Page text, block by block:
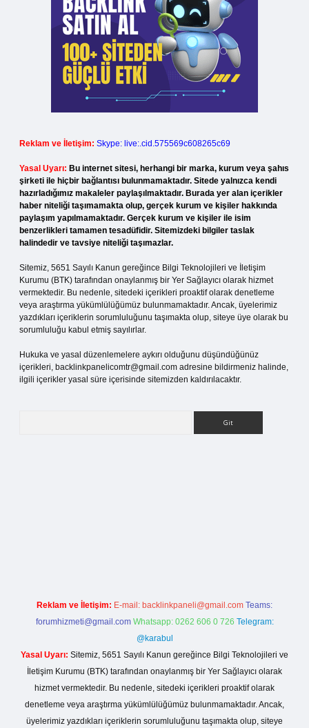
Reklam ve İletişim: Skype: live:.cid.575569c608265c69
Yasal Uyarı: Bu internet sitesi, herhangi bir marka, kurum veya şahıs
şirketi ile hiçbir bağlantısı bulunmamaktadır. Sitede yalnızca kendi
hazırladığımız makaleler paylaşılmaktadır. Burada yer alan içerikler
haber niteliği taşımamakta olup, gerçek kurum ve kişiler hakkında
paylaşım yapılmamaktadır. Gerçek kurum ve kişiler ile isim
benzerlikleri tamamen tesadüfidir. Sitemizdeki bilgiler taslak
halindedir ve tavsiye niteliği taşımazlar.
Sitemiz, 5651 Sayılı Kanun gereğince Bilgi Teknolojileri ve İletişim
Kurumu (BTK) tarafından onaylanmış bir Yer Sağlayıcı olarak hizmet
vermektedir. Bu nedenle, sitedeki içerikleri proaktif olarak denetleme
veya araştırma yükümlülüğümüz bulunmamaktadır. Ancak, üyelerimiz
yazdıkları içeriklerin sorumluluğunu taşımakta olup, siteye üye olarak bu
sorumluluğu kabul etmiş sayılırlar.
Hukuka ve yasal düzenlemelere aykırı olduğunu düşündüğünüz
içerikleri, backlinkpanelicomtr@gmail.com adresine bildirmeniz halinde,
ilgili içerikler yasal süre içerisinde sitemizden kaldırılacaktır.
Reklam ve İletişim: E-mail: backlinkpaneli@gmail.com Teams:
forumhizmeti@gmail.com Whatsapp: 0262 606 0 726 Telegram:
@karabul
Yasal Uyarı: Sitemiz, 5651 Sayılı Kanun gereğince Bilgi Teknolojileri ve
İletişim Kurumu (BTK) tarafından onaylanmış bir Yer Sağlayıcı olarak
hizmet vermektedir. Bu nedenle, sitedeki içerikleri proaktif olarak
denetleme veya araştırma yükümlülüğümüz bulunmamaktadır. Ancak,
üyelerimiz yazdıkları içeriklerin sorumluluğunu taşımakta olup, siteye